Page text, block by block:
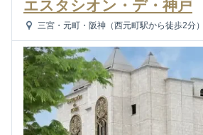
エスタシオン・デ・神戸
三宮・元町・阪神（西元町駅から徒歩2分）